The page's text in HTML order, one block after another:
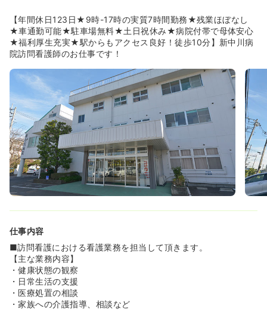
◆平成20年に、子育てする親が働きやすい病院として「か
ながわ子育て応援団」に認定されました。保育室を利用し
ながら働く方や、10：00～15：00の時短勤務をしている
方もいらっしゃいます。ご家庭の状況に合わせた勤務が可
◆横浜市の認可保育園である保育施設「ほうゆう」に入れ
なかった場合にも保育補助として云万円という単位で補填
して下さいます。
◆また、完全週休二日制で、年間休日124日あること、有
給消化率が80％であることも、子育てのしやすさにつなが
っています。
≪グループ間での異動も可能≫
◆同法人に急性期の湘南泉病院、精神科の横浜ほうゆう病
院をはじめとし、老人介護施設も持っている為、法人とし
て急性期から慢性期、在宅に至るまで幅広い看護を提供し
ております。グループ内異動も可能なので、様々な分野で
のスキルアップができます♪
≪勤続年数10年以上★非常に定着率が高い職場！≫
◆2013年に行われた法人の30周年記念にて、同院の職員
は「勤続年数が長い」と多く表彰されております。勤続年
数10年以上の方が多く、28年間勤続されている方もいらっ
しゃいます定着率が高い理由は、ドクターと看護部の関係
性が良いためです。ドクターと看護部は、同じ職場の仲間
としての意識あります。
【年間休日123日★9時-17時の実質7時間勤務★残業ほぼなし
★車通勤可能★駐車場無料★土日祝休み★病院付帯で母体安心
★福利厚生充実★駅からもアクセス良好！徒歩10分】新中川病
院訪問看護師のお仕事です！
仕事内容
■訪問看護における看護業務を担当して頂きます。
【主な業務内容】
・健康状態の観察
・日常生活の支援
・医療処置の相談
・家族への介護指導、相談など